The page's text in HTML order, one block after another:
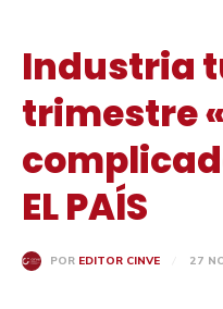
Industria
trimestre
EL PAÍS
POR EDITOR CINVE 27